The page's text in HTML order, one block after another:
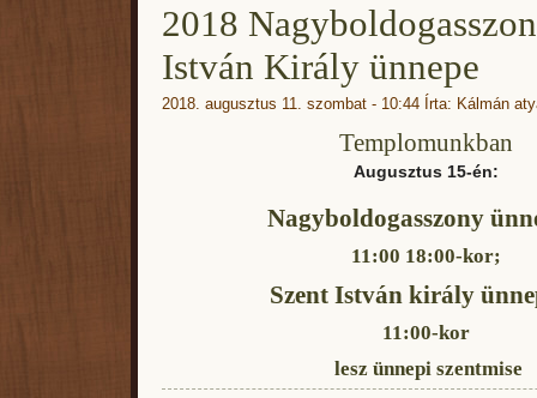
2018
István Király ünnepe
2018. augusztus 11. szombat - 10:44 Írta: Kálmán
Templomunkban
Augusztus 15-én:
Nagyboldogasszony
11:00 18:00-kor;
Szent István király
11:00-kor
lesz ünnepi szentmise